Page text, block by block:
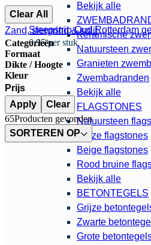
Steenstrip Oud Rotterdam
0,95 per stuk
Bekijk alle
Keramische
Natuursteen
Granieten
Zwembadranden
Bekijk alle
FLAGSTONES
Natuursteen
Grijze flagstones
Beige flagstones
Rood bruine
Bekijk alle
BETONTEGELS
Grijze
Zwarte
Grote
Clear All
Zand, siergrind & split
Categorieën
Formaat
Dikte / Hoogte
Kleur
Prijs
Apply
Clear
65Producten gevonden
SORTEREN OP